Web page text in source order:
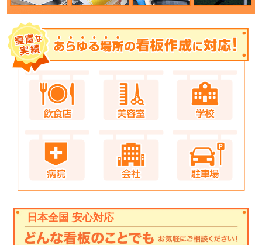
日本全国 安心対応